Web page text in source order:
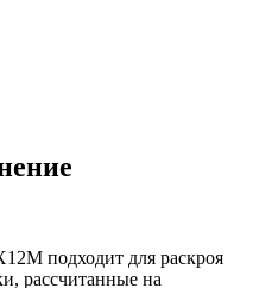
подходит для раскроя
рассчитанные на